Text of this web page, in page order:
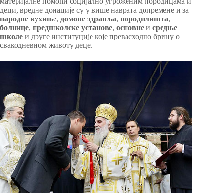
деци, вредне донације су у више наврата допремене и за
народне кухиње, домове здравља, породилишта,
болнице, предшколске установе, основне и средње
школе и друге институције које превасходно брину о
свакодневном животу деце.